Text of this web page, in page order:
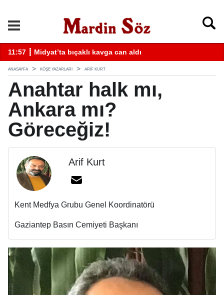
11:57 ┋ Midyat’ta bıçaklı kavga can aldı
ANASAYFA KÖŞE YAZARLARI ARIF KURT
Anahtar halk mı,
Ankara mı?
Göreceğiz!
Arif Kurt
Kent Medfya Grubu Genel Koordinatörü
Gaziantep Basın Cemiyeti Başkanı